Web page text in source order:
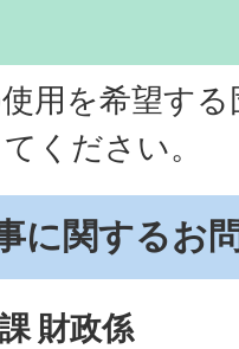
用を希望す
ください。
に関するお
財政係